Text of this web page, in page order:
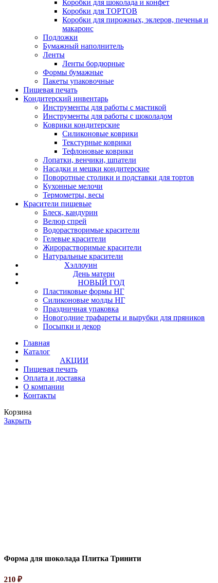
Коробки для шоколада и конфет
Коробки для ТОРТОВ
Коробки для пирожных, эклеров, печенья и
макаронс
Подложки
Бумажный наполнитель
Ленты
Ленты бордюрные
Формы бумажные
Пакеты упаковочные
Пищевая печать
Кондитерский инвентарь
Инструменты для работы с мастикой
Инструменты для работы с шоколадом
Коврики кондитерские
Силиконовые коврики
Текстурные коврики
Тефлоновые коврики
Лопатки, венчики, шпатели
Насадки и мешки кондитерские
Поворотные столики и подставки для тортов
Кухонные мелочи
Термометры, весы
Красители пищевые
Блеск, кандурин
Велюр спрей
Водорастворимые красители
Гелевые красители
Жирорастворимые красители
Натуральные красители
Хэллоуин
День матери
НОВЫЙ ГОД
Пластиковые формы НГ
Силиконовые молды НГ
Праздничная упаковка
Новогодние трафареты и вырубки для пряников
Посыпки и декор
Главная
Каталог
АКЦИИ
Пищевая печать
Оплата и доставка
О компании
Контакты
Корзина
Закрыть
Форма для шоколада Плитка Тринити
210 ₽